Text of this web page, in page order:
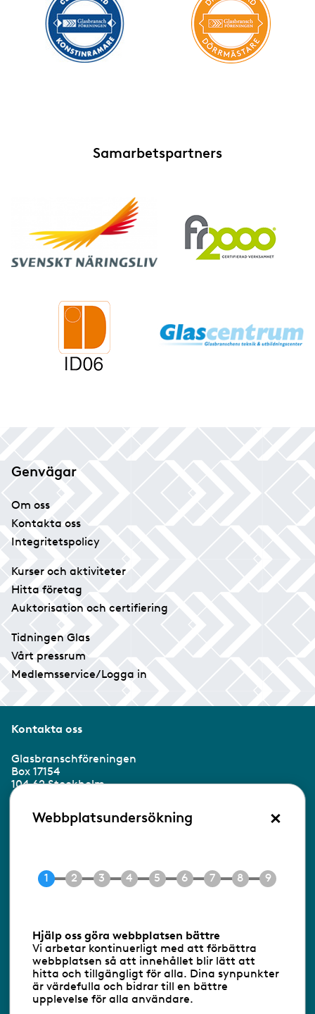
Samarbetspartners
Genvägar
Om oss
Kontakta oss
Integritetspolicy
Kurser och aktiviteter
Hitta företag
Auktorisation och certifiering
Tidningen Glas
Vårt pressrum
Medlemsservice/Logga in
Kontakta oss
Glasbranschföreningen
Box 17154
104 62 Stockholm
Besöksadress:
Ringvägen 100
E-post info@gbf.se
Följ oss via RSS
Databasens namn:www.gbf.se-
Webbplatsundersökning ×
Hjälp oss göra webbplatsen bättre
Vi arbetar kontinuerligt med att förbättra
webbplatsen så att innehållet blir lätt att
hitta och tillgängligt för alla. Dina synpunkter
är värdefulla och bidrar till en bättre
upplevelse för alla användare.